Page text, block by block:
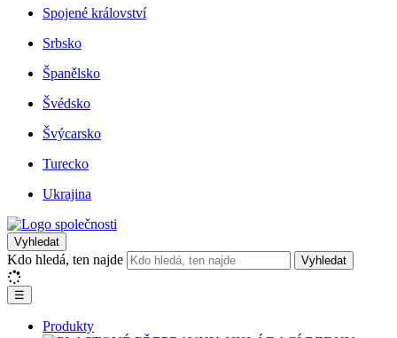
Spojené království
Srbsko
Španělsko
Švédsko
Švýcarsko
Turecko
Ukrajina
Vyhledat
Kdo hledá, ten najde Vyhledat
☰
Produkty